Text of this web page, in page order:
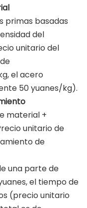
primas basadas
del
unitario del
el acero
50 yuanes/kg).
material +
unitario de
de
una parte de
el tiempo de
(precio unitario